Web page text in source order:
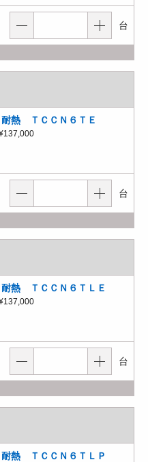
台
熱 ＴＣＣＮ６ＴＥ
台
熱 ＴＣＣＮ６ＴＬＥ
台
熱 ＴＣＣＮ６ＴＬＰ